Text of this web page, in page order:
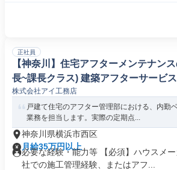
正社員
【神奈川】住宅アフターメンテナン
長~課長クラス) 建築アフターサービ
ニア
株式会社アイ工務店
戸建て住宅のアフター管理部における、内勤
業務を担当します。実際の定期点...
神奈川県横浜市西区
月給35万円以上
必要な経験・能力等 【必須】ハウスメ
社での施工管理経験、またはアフ...